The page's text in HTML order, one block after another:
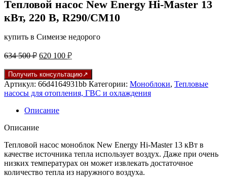
Тепловой насос New Energy Hi-Master 13
кВт, 220 В, R290/CM10
купить в Симеизе недорого
634 500₽ Первоначальная
составляла
634
500 ₽.
620 100 ₽Текущая
620
100 ₽.
Получить консультацию
Артикул: 66d4164931bb Категории: Моноблоки, Тепловые
насосы для отопления, ГВС и охлаждения
Описание
Описание
Тепловой насос моноблок New Energy Hi-Master 13 кВт в
качестве источника тепла использует воздух. Даже при очень
низких температурах он может извлекать достаточное
количество тепла из наружного воздуха.